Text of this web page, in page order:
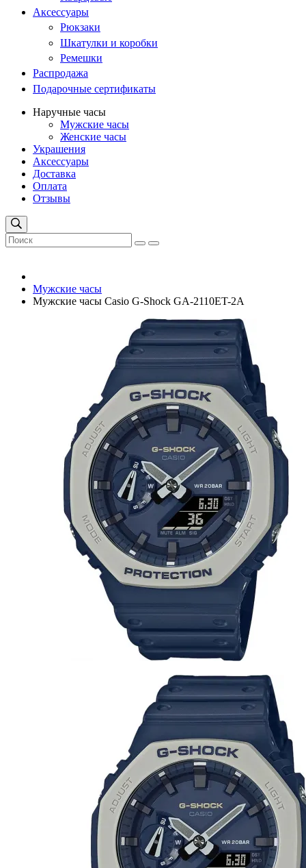
Аксессуары
Рюкзаки
Шкатулки и коробки
Ремешки
Распродажа
Подарочные сертификаты
Наручные часы
Мужские часы
Женские часы
Украшения
Аксессуары
Доставка
Оплата
Отзывы
Мужские часы
Мужские часы Casio G-Shock GA-2110ET-2A